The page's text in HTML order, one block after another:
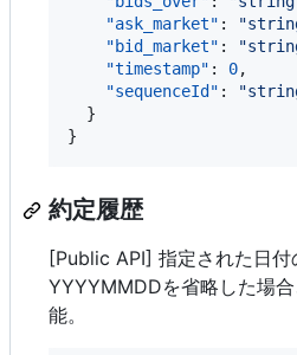
"ask_market" : "
"bid_market" : "
"timestamp" : 0,
"sequenceId" : "
  }
}
約定履歴
[Public API] 指定された日付
YYYYMMDDを省略した場
能。